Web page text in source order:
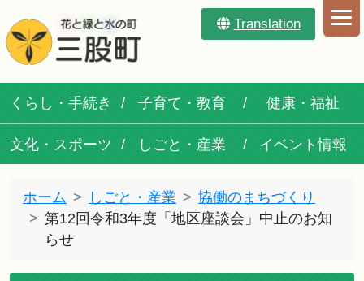
Translation
くらし・手続き 子育て・教育 健康・福祉
文化・スポーツ しごと・産業 イベント情報
ホーム しごと・産業
協働のまちづくり
第12回令和3年度「地区座談会」中止のお知
らせ